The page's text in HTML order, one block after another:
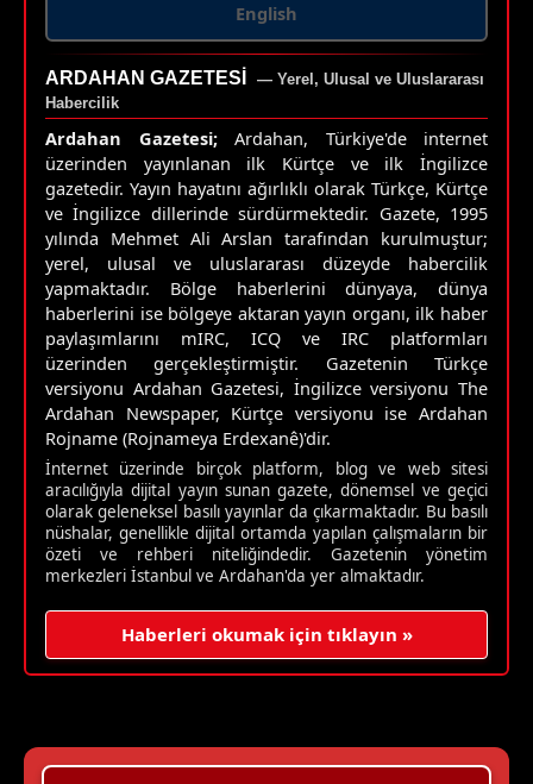
English
ARDAHAN GAZETESI
— Yerel, Ulusal ve Uluslararası
Habercilik
Ardahan Gazetesi;Ardahan, Türkiye'de internet
üzerinden yayınlanan ilk Kürtçe ve ilk İngilizce
gazetedir. Yayın hayatını ağırlıklı olarak Türkçe, Kürtçe
ve İngilizce dillerinde sürdürmektedir. Gazete, 1995
yılında Mehmet Ali Arslan tarafından kurulmuştur;
yerel, ulusal ve uluslararası düzeyde habercilik
yapmaktadır. Bölge haberlerini dünyaya, dünya
haberlerini ise bölgeye aktaran yayın organı, ilk haber
paylaşımlarını mIRC, ICQ ve IRC platformları
üzerinden gerçekleştirmiştir. Gazetenin Türkçe
versiyonu Ardahan Gazetesi, İngilizce versiyonu The
Ardahan Newspaper, Kürtçe versiyonu ise Ardahan
Rojname (Rojnameya Erdexanê)'dir.
İnternet üzerinde birçok platform, blog ve web sitesi
aracılığıyla dijital yayın sunan gazete, dönemsel ve geçici
olarak geleneksel basılı yayınlar da çıkarmaktadır. Bu basılı
nüshalar, genellikle dijital ortamda yapılan çalışmaların bir
özeti ve rehberi niteliğindedir. Gazetenin yönetim
merkezleri İstanbul ve Ardahan'da yer almaktadır.
Haberleri okumak için tıklayın »